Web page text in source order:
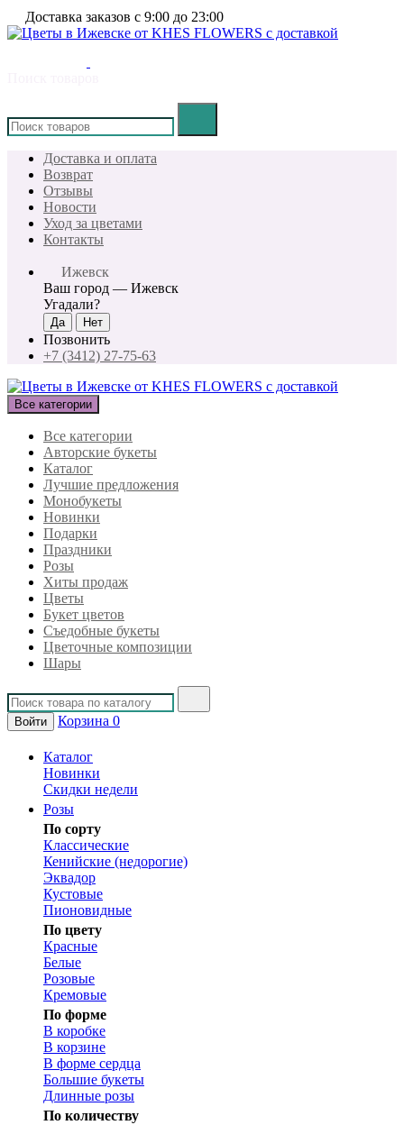
Доставка заказов с 9:00 до 23:00
Доставка и оплата
Возврат
Отзывы
Новости
Уход за цветами
Контакты
Ижевск
Ваш город — Ижевск
Угадали?
Позвонить
+7 (3412) 27-75-63
Все категории
Все категории
Авторские букеты
Каталог
Лучшие предложения
Монобукеты
Новинки
Подарки
Праздники
Розы
Хиты продаж
Цветы
Букет цветов
Съедобные букеты
Цветочные композиции
Шары
Войти Корзина 0
Каталог
Новинки
Скидки недели
Розы
По сорту
Классические
Кенийские (недорогие)
Эквадор
Кустовые
Пионовидные
По цвету
Красные
Белые
Розовые
Кремовые
По форме
В коробке
В корзине
В форме сердца
Большие букеты
Длинные розы
По количеству